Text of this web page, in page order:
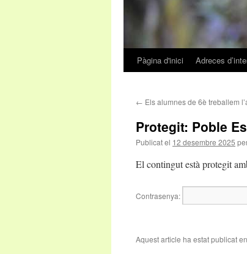
Vés
contingut
Pàgina d'inici Adreces
← Els alumnes de 6è treballem
Protegit: Poble
Publicat el 12 desembre 2025
El contingut està protegit
Contrasenya:
Aquest article ha estat publicat en